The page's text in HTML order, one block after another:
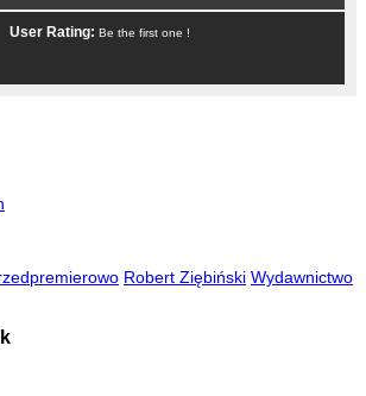
User Rating: Be the first one !
Robert Ziębiński Wydawnictwo